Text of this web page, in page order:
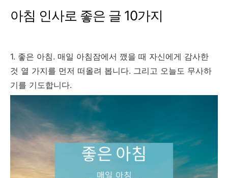
아침 인사로 좋은 글 10가지
1. 좋은 아침. 매일 아침잠에서 깼을 때 자신에게 감사한
것 열 가지를 먼저 떠올려 봅니다. 그리고 오늘도 무사하
기를 기도합니다.